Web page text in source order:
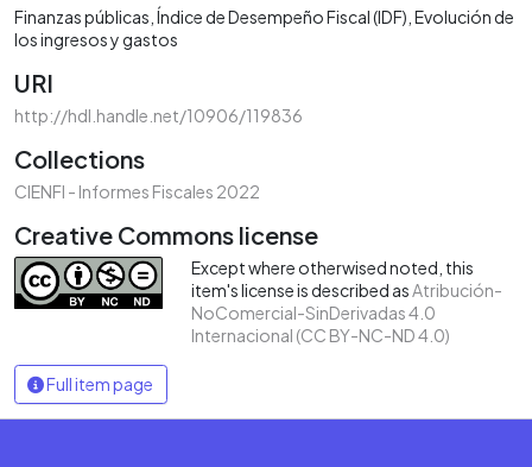
Finanzas públicas Índice de Desempeño Fiscal (IDF) Evolución de
los ingresos y gastos
URI
http://hdl.handle.net/10906/119836
Collections
CIENFI - Informes Fiscales 2022
Creative Commons license
Except where otherwised noted, this
item's license is described asAtribución-
NoComercial-SinDerivadas 4.0
Internacional (CC BY-NC-ND 4.0)
Full item page